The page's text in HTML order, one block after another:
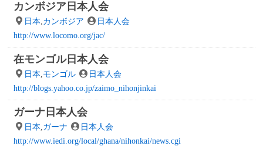
カンボジア日本人会
日本 カンボジア
日本人会
http://www.locomo.org/jac/
在モンゴル日本人会
日本 モンゴル
日本人会
http://blogs.yahoo.co.jp/zaimo_nihonjinkai
ガーナ日本人会
日本 ガーナ
日本人会
http://www.iedi.org/local/ghana/nihonkai/news.cgi